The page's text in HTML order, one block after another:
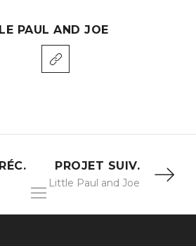
PAUL AND JOE
PROJET SUIV.
Little Paul and Joe